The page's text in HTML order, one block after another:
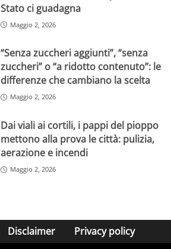
Stato ci guadagna
Maggio 2, 2026
“Senza zuccheri aggiunti”, “senza
zuccheri” o “a ridotto contenuto”: le
differenze che cambiano la scelta
Maggio 2, 2026
Dai viali ai cortili, i pappi del pioppo
mettono alla prova le città: pulizia,
aerazione e incendi
Maggio 2, 2026
Disclaimer Privacy policy